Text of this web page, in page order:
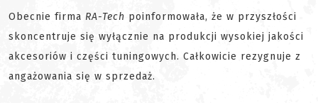
Obecnie firma RA-Tech poinformowała, że w przyszłości
skoncentruje się wyłącznie na produkcji wysokiej jakości
akcesoriów i części tuningowych. Całkowicie rezygnuje z
angażowania się w sprzedaż.